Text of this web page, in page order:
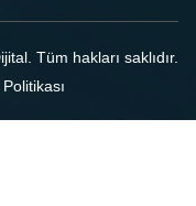
. Tüm hakları saklıdır.